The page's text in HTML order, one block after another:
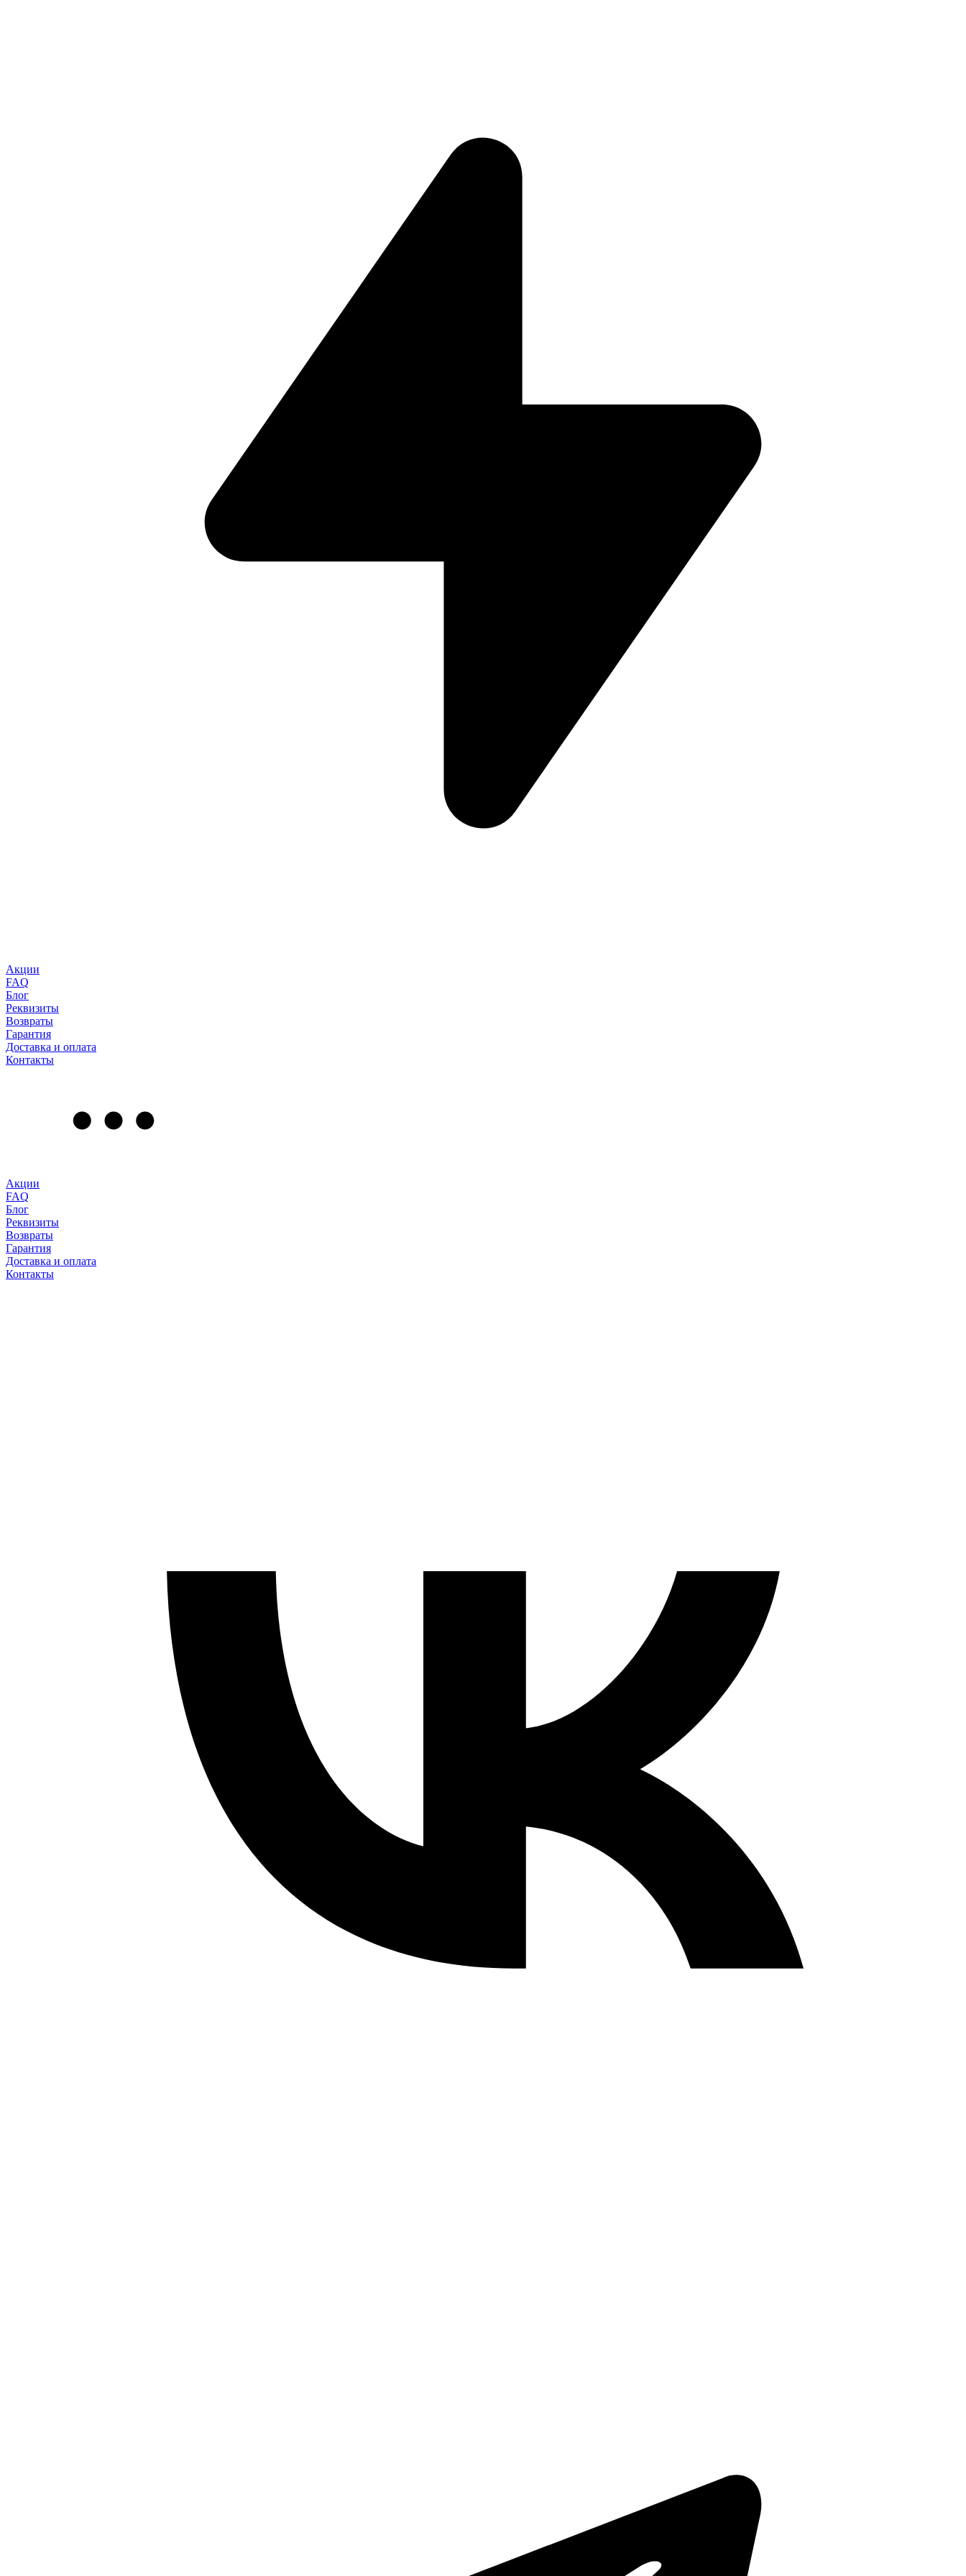
Акции
FAQ
Блог
Реквизиты
Возвраты
Гарантия
Доставка и оплата
Контакты
Акции
FAQ
Блог
Реквизиты
Возвраты
Гарантия
Доставка и оплата
Контакты